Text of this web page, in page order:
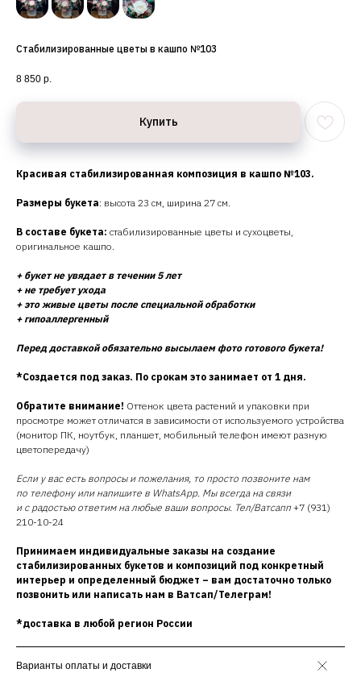
Стабилизированные цветы в кашпо №103
8 850 р.
Купить
Красивая стабилизированная композиция в кашпо №103.
Размеры букета: высота 23 см, ширина 27 см.
В составе букета: стабилизированные цветы и сухоцветы,
оригинальное кашпо.
+ букет не увядает в течении 5 лет
+ не требует ухода
+ это живые цветы после специальной обработки
+ гипоаллергенный
Перед доставкой обязательно высылаем фото готового букета!
*Создается под заказ. По срокам это занимает от 1 дня.
Обратите внимание! Оттенок цвета растений и упаковки при
просмотре может отличатся в зависимости от используемого устройства
(монитор ПК, ноутбук, планшет, мобильный телефон имеют разную
цветопередачу)
Если у вас есть вопросы и пожелания, то просто позвоните нам
по телефону или напишите в WhatsApp. Мы всегда на связи
и с радостью ответим на любые ваши вопросы. Тел/Ватсапп+7 (931)
210-10-24
Принимаем индивидуальные заказы на создание
стабилизированных букетов и композиций под конкретный
интерьер и определенный бюджет – вам достаточно только
позвонить или написать нам в Ватсап/Телеграм!
*доставка в любой регион России
Варианты оплаты и доставки